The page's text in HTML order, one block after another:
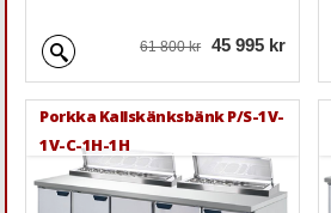
61 800 kr 45 995 kr
Porkka Kallskänksbänk P/S-1V-
1V-C-1H-1H